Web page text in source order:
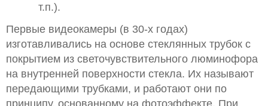
т.п.).
Первые видеокамеры (в 30-х годах)
изготавливались на основе стеклянных трубок с
покрытием из светочувствительного люминофора
на внутренней поверхности стекла. Их называют
передающими трубками, и работают они по
принципу, основанному на фотоэффекте. При